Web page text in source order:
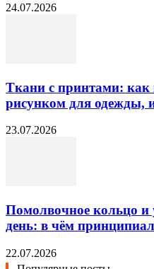
24.07.2026
Ткани с принтами: как
рисунком для одежды,
23.07.2026
Помолвочное кольцо
день: в чём
22.07.2026